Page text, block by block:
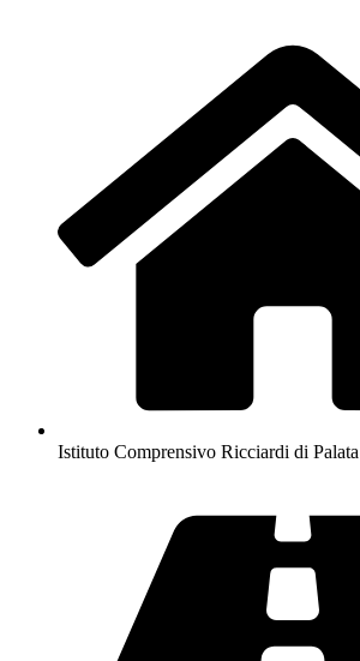
Istituto Comprensivo Ricciardi di Palata